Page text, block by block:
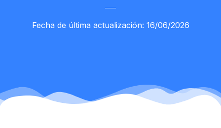
Fecha de última actualización: 16/06/2026